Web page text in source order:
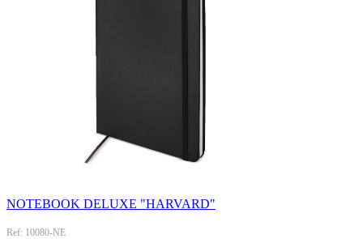
NOTEBOOK DELUXE "HARVARD"
Ref: 10080-NE